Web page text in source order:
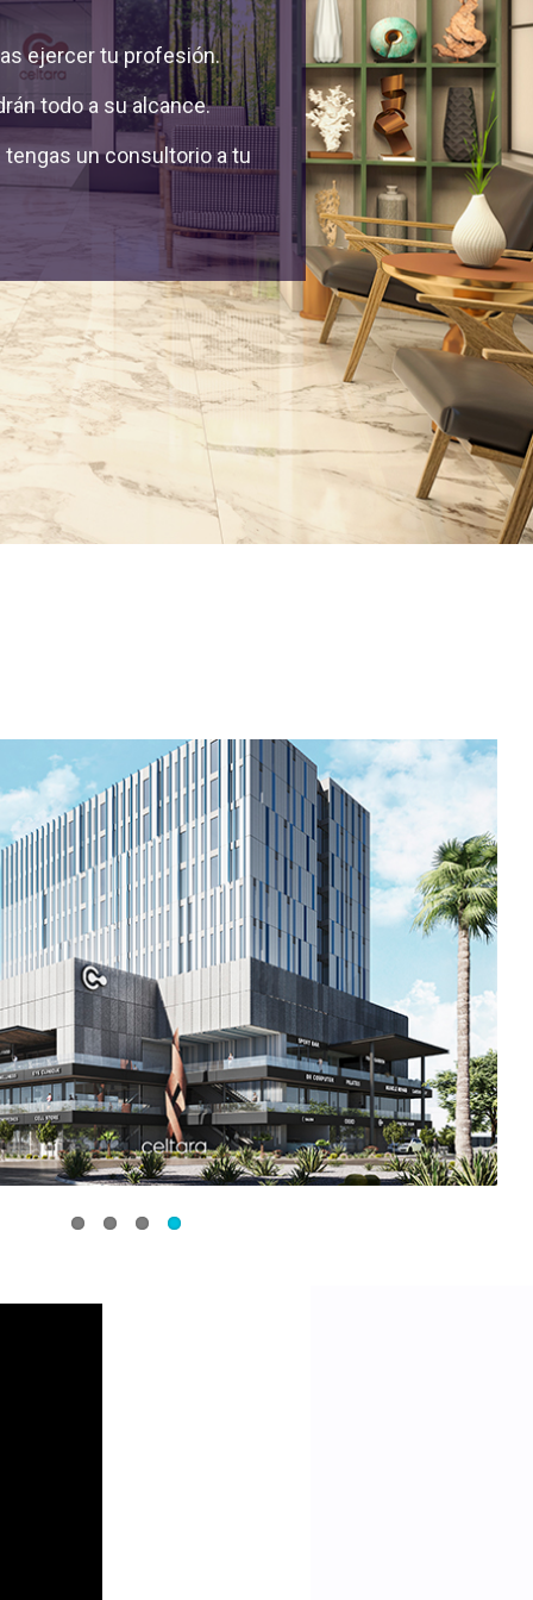
ejercer tu profesión.
todo a su alcance.
un consultorio a tu